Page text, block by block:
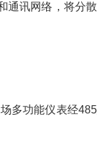
讯网络，将分
多功能仪表经